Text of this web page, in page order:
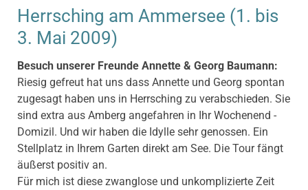
Herrsching am Ammersee (1. bis
3. Mai 2009)
Besuch unserer Freunde Annette & Georg Baumann:
Riesig gefreut hat uns dass Annette und Georg spontan
zugesagt haben uns in Herrsching zu verabschieden. Sie
sind extra aus Amberg angefahren in Ihr Wochenend -
Domizil. Und wir haben die Idylle sehr genossen. Ein
Stellplatz in Ihrem Garten direkt am See. Die Tour fängt
äußerst positiv an.
Für mich ist diese zwanglose und unkomplizierte Zeit